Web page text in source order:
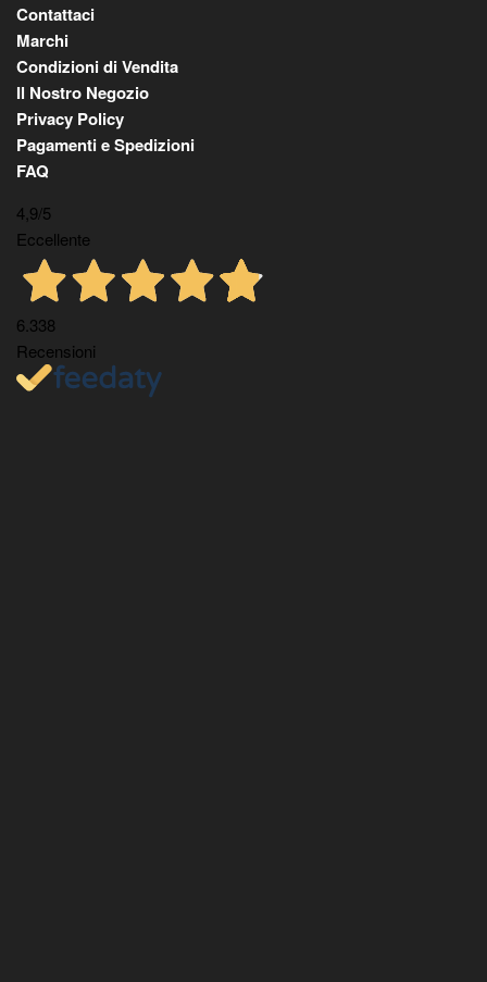
Contattaci
Marchi
Condizioni di Vendita
Il Nostro Negozio
Privacy Policy
Pagamenti e Spedizioni
FAQ
4,9/5
Eccellente
6.338
Recensioni